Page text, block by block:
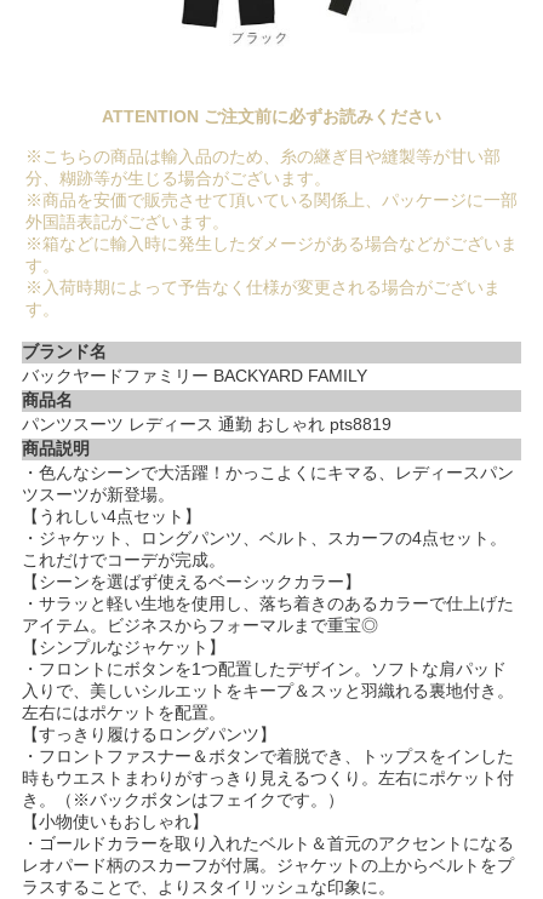
ATTENTION ご注文前に必ずお読みください
※こちらの商品は輸入品のため、糸の継ぎ目や縫製等が甘い部
分、糊跡等が生じる場合がございます。
※商品を安価で販売させて頂いている関係上、パッケージに一部
外国語表記がございます。
※箱などに輸入時に発生したダメージがある場合などがございま
す。
※入荷時期によって予告なく仕様が変更される場合がございま
す。
ブランド名
バックヤードファミリー BACKYARD FAMILY
商品名
パンツスーツ レディース 通勤 おしゃれ pts8819
商品説明
・色んなシーンで大活躍！かっこよくにキマる、レディースパン
ツスーツが新登場。
【うれしい4点セット】
・ジャケット、ロングパンツ、ベルト、スカーフの4点セット。
これだけでコーデが完成。
【シーンを選ばず使えるベーシックカラー】
・サラッと軽い生地を使用し、落ち着きのあるカラーで仕上げた
アイテム。ビジネスからフォーマルまで重宝◎
【シンプルなジャケット】
・フロントにボタンを1つ配置したデザイン。ソフトな肩パッド
入りで、美しいシルエットをキープ＆スッと羽織れる裏地付き。
左右にはポケットを配置。
【すっきり履けるロングパンツ】
・フロントファスナー＆ボタンで着脱でき、トップスをインした
時もウエストまわりがすっきり見えるつくり。左右にポケット付
き。（※バックボタンはフェイクです。）
【小物使いもおしゃれ】
・ゴールドカラーを取り入れたベルト＆首元のアクセントになる
レオパード柄のスカーフが付属。ジャケットの上からベルトをプ
ラスすることで、よりスタイリッシュな印象に。